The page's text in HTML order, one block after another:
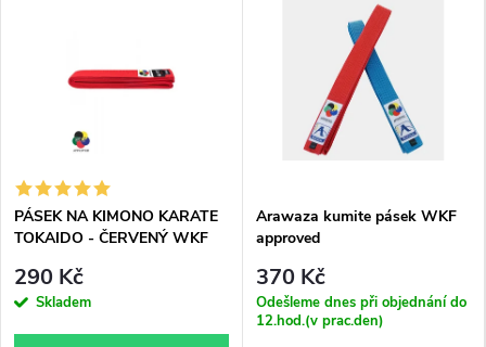
PÁSEK NA KIMONO KARATE
TOKAIDO - ČERVENÝ WKF
290 Kč
Skladem
Arawaza kumite pásek WKF
approved
370 Kč
Odešleme dnes při objednání do
12.hod.(v prac.den)